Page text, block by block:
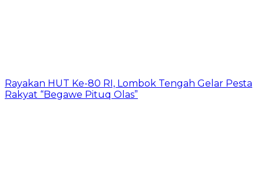
Rayakan HUT Ke-80 RI, Lombok Tengah Gelar Pesta
Rakyat “Begawe Pituq Olas”